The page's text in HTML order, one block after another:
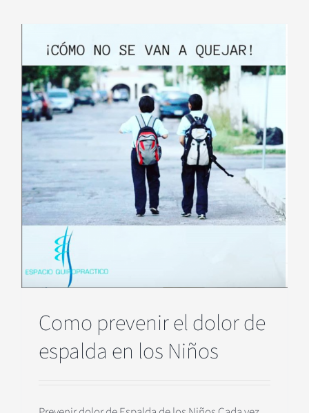
Como prevenir el dolor de
espalda en los Niños